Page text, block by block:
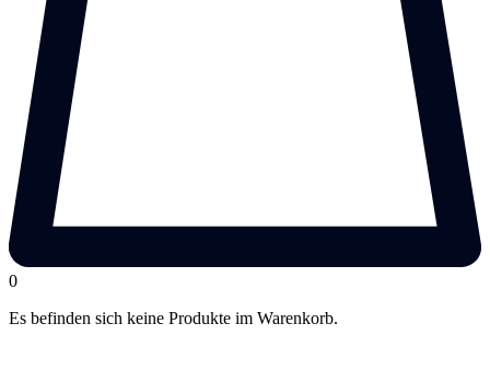
0
Es befinden sich keine Produkte im Warenkorb.